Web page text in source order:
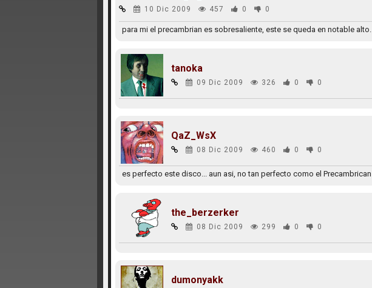
10 Dic 2009 457 0 0
para mi el precambrian es sobresaliente, este se queda en notable alto.
tanoka
09 Dic 2009 326 0 0
QaZ_WsX
08 Dic 2009 460 0 0
es perfecto este disco... aun asi, no tan perfecto como el Precambrican
the_berzerker
08 Dic 2009 299 0 0
dumonyakk